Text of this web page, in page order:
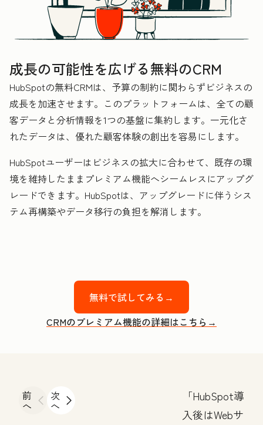
成長の可能性を広げる無料のCRM
HubSpotの無料CRMは、予算の制約に関わらずビジネスの
成長を加速させます。このプラットフォームは、全ての顧
客データと分析情報を1つの基盤に集約します。一元化さ
れたデータは、優れた顧客体験の創出を容易にします。
HubSpotユーザーはビジネスの拡大に合わせて、既存の環
境を維持したままプレミアム機能へシームレスにアップグ
レードできます。HubSpotは、アップグレードに伴うシス
テム再構築やデータ移行の負担を解消します。
無料で試してみる→
CRMのプレミアム機能の詳細はこちら→
前
へ
次
へ
HubSpot導
入後はWebサ